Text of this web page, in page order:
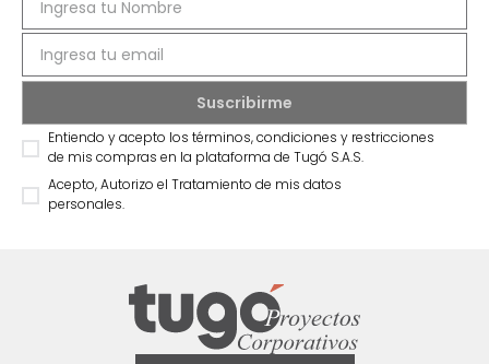
Entiendo y acepto los términos, condiciones y restricciones
de mis compras en la plataforma de Tugó S.A.S.
Acepto, Autorizo el Tratamiento de mis datos
personales.